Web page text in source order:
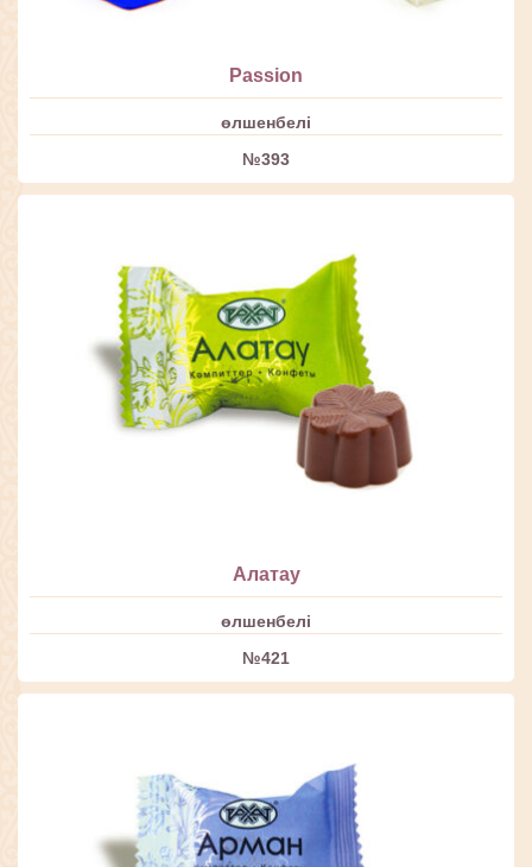
Passion
өлшенбелі
№393
Алатау
өлшенбелі
№421